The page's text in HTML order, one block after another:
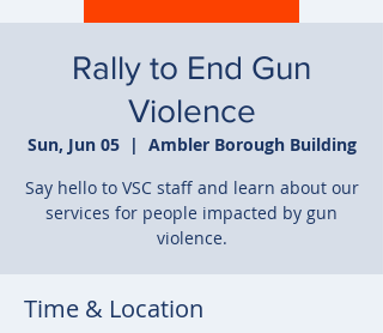
Rally to End Gun
Violence
Sun, Jun 05
  |
Ambler Borough Building
Say hello to VSC staff and learn about our
services for people impacted by gun
violence.
Time & Location